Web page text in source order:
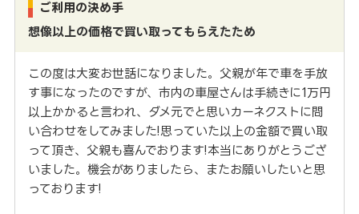
ご利用の決め手
想像以上の価格で買い取ってもらえたため
この度は大変お世話になりました。父親が年で車を手放
す事になったのですが、市内の車屋さんは手続きに1万円
以上かかると言われ、ダメ元でと思いカーネクストに問
い合わせをしてみました!思っていた以上の金額で買い取
って頂き、父親も喜んでおります!本当にありがとうござ
いました。機会がありましたら、またお願いしたいと思
っております!